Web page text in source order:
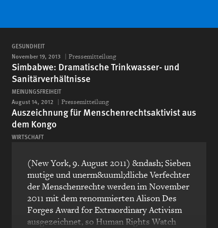
GESUNDHEIT
November 19, 2013
Pressemitteilung
Simbabwe: Dramatische Trinkwasser- und
Sanitärverhältnisse
MEINUNGSFREIHEIT
August 14, 2012
Pressemitteilung
Auszeichnung für Menschenrechtsaktivist aus
dem Kongo
WIRTSCHAFT
(New York, 9. August 2011) &ndash; Sieben
mutige und unerm&uuml;dliche Verfechter
der Menschenrechte werden im November
2011 mit dem renommierten Alison Des
Forges Award for Extraordinary Activism
ausgezeichnet, so Human Rights Watch